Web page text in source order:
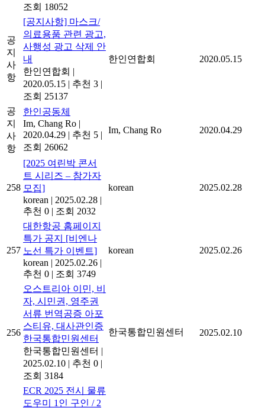
조회 18052
공
지
사
항
[공지사항] 마스크/
의료용품 관련 광고,
사행성 광고 삭제 안
내
한인연합회 |
2020.05.15 | 추천 3 |
조회 25137
한인연합회 2020.05.15
공
지
사
항
한인공동체
Im, Chang Ro |
2020.04.29 | 추천 5 |
조회 26062
Im, Chang Ro 2020.04.29
258
[2025 여린박 콘서
트 시리즈 – 참가자
모집]
korean | 2025.02.28 |
추천 0 | 조회 2032
korean 2025.02.28
257
대한항공 홈페이지
특가 공지 [비엔나
노선 특가 이벤트]
korean | 2025.02.26 |
추천 0 | 조회 3749
korean 2025.02.26
256
오스트리아 이민, 비
자, 시민권, 영주권
서류 번역공증 아포
스티유, 대사관인증
한국통합민원센터
한국통합민원센터 |
2025.02.10 | 추천 0 |
조회 3184
한국통합민원센터 2025.02.10
ECR 2025 전시 물류
도우미 1인 구인 / 2